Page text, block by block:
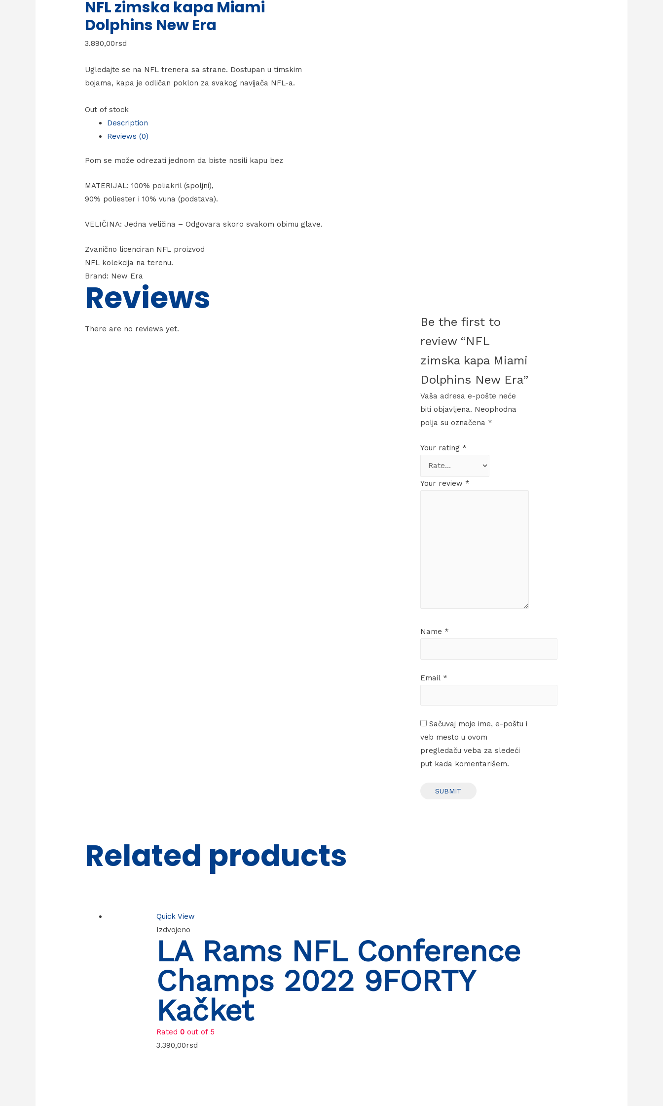
NFL zimska kapa Miami
Dolphins New Era
3.890,00rsd
Ugledajte se na NFL trenera sa strane. Dostupan u timskim
bojama, kapa je odličan poklon za svakog navijača NFL-a.
Out of stock
Description
Reviews (0)
Pom se može odrezati jednom da biste nosili kapu bez
MATERIJAL: 100% poliakril (spoljni),
90% poliester i 10% vuna (podstava).
VELIČINA: Jedna veličina – Odgovara skoro svakom obimu glave.
Zvanično licenciran NFL proizvod
NFL kolekcija na terenu.
Brand: New Era
Reviews
There are no reviews yet.
Be the first to
review “NFL
zimska kapa Miami
Dolphins New Era”
Vaša adresa e-pošte neće
biti objavljena. Neophodna
polja su označena *
Your rating *
Your review *
Name *
Email *
Sačuvaj moje ime, e-poštu i
veb mesto u ovom
pregledaču veba za sledeći
put kada komentarišem.
Related products
Quick View
Izdvojeno
LA Rams NFL Conference
Champs 2022 9FORTY
Kačket
Rated0 out of 5
3.390,00rsd